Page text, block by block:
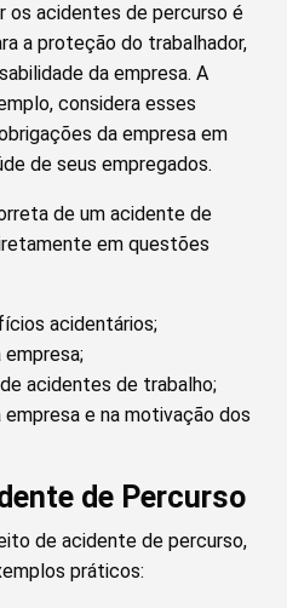
os acidentes de percurso é
a proteção do trabalhador,
da empresa. A
considera esses
da empresa em
de seus empregados.
de um acidente de
em questões
acidentários;
empresa;
acidentes de trabalho;
e na motivação dos
de Percurso
de acidente de percurso,
práticos: